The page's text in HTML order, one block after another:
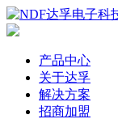
产品中心
关于达孚
解决方案
招商加盟